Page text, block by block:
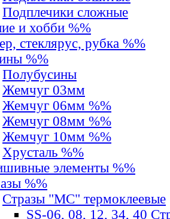
Подплечики сложные
и хобби %%
стеклярус, рубка %%
%%
Полубусины
Жемчуг 03мм
Жемчуг 06мм %%
Жемчуг 08мм %%
Жемчуг 10мм %%
Хрусталь %%
элементы %%
%%
Стразы "MС" термоклеевые
SS-06, 08, 12, 34, 40